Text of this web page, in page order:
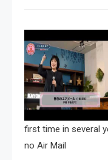
first time in several
no Air Mail